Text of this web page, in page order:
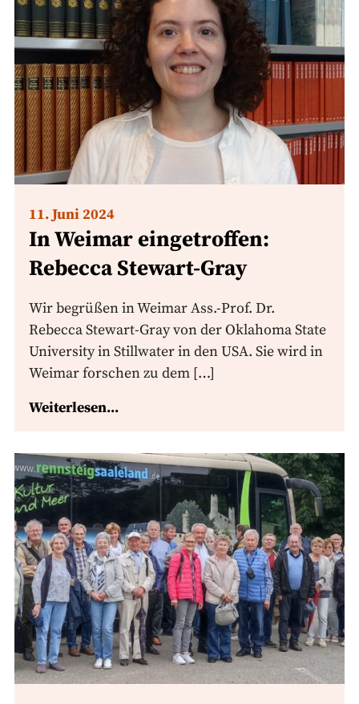
11. Juni 2024
In Weimar eingetroffen:
Rebecca Stewart-Gray
Wir begrüßen in Weimar Ass.-Prof. Dr.
Rebecca Stewart-Gray von der Oklahoma State
University in Stillwater in den USA. Sie wird in
Weimar forschen zu dem […]
Weiterlesen...